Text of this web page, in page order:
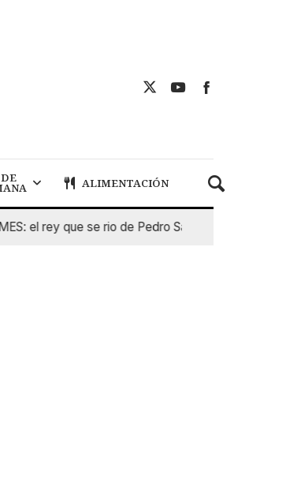
ALIMENTACIÓN
rey que se rio de Pedro Sanchez